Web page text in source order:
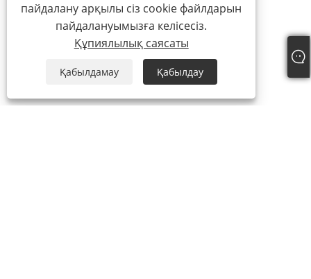
пайдалану арқылы сіз cookie файлдарын
пайдалануымызға келісесіз.
Құпиялылық саясаты
Қабылдамау Қабылдау